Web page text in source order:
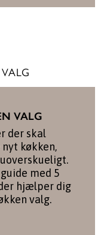
VALG
der skal
køkken,
med 5
hjælper dig
valg.